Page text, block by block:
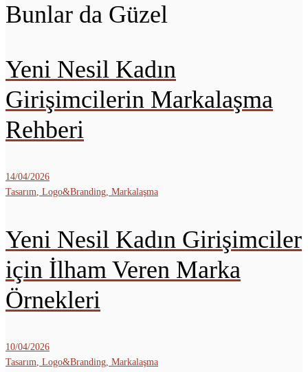
Bunlar da Güzel
Yeni Nesil Kadın
Girişimcilerin Markalaşma
Rehberi
14/04/2026
Tasarım, Logo&Branding, Markalaşma
Yeni Nesil Kadın Girişimciler
için İlham Veren Marka
Örnekleri
10/04/2026
Tasarım, Logo&Branding, Markalaşma